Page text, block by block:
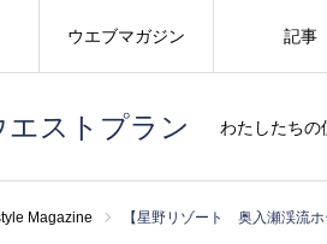
エストプラン わたしたちの
ウエブマガジン 記事
Magazine 【星野リゾート 奥入瀬渓流